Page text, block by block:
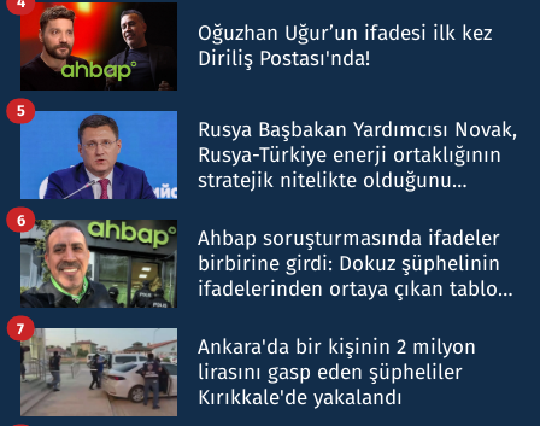
Oğuzhan Uğur’un ifadesi ilk kez
Diriliş Postası'nda!
Rusya Başbakan Yardımcısı Novak,
Rusya-Türkiye enerji ortaklığının
stratejik nitelikte olduğunu
5
Ahbap soruşturmasında ifadeler
birbirine girdi: Dokuz şüphelinin
ifadelerinden ortaya çıkan tablo
6
Ankara'da bir kişinin 2 milyon
lirasını gasp eden şüpheliler
Kırıkkale'de yakalandı
7